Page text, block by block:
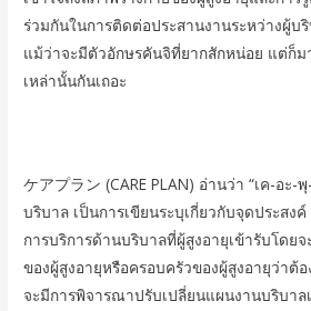
ร่วมกันในการติดต่อประสานงานระหว่างผู้
แม้ว่าจะมีตัวอักษรคันจิที่ยากสักหน่อย แต่ก็ม
เหล่านั้นกันเถอะ
ケアプラン (CARE PLAN) อ่านว่า “เค-อะ
บริบาล เป็นการเขียนระบุเกี่ยวกับจุดประสง
การบริการด้านบริบาลที่ผู้สูงอายุเข้ารับโดย
ของผู้สูงอายุหรือครอบครัวของผู้สูงอายุว่าต้
จะมีการพิจารณาปรับเปลี่ยนแผนงานบริบาล